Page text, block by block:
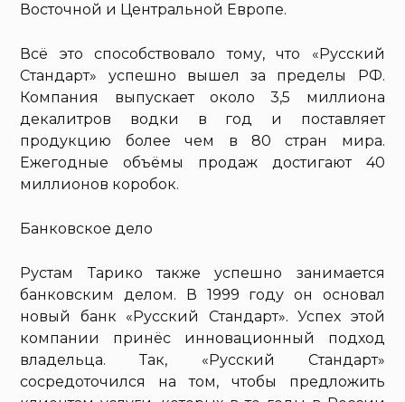
Восточной и Центральной Европе.
Всё это способствовало тому, что «Русский
Стандарт» успешно вышел за пределы РФ.
Компания выпускает около 3,5 миллиона
декалитров водки в год и поставляет
продукцию более чем в 80 стран мира.
Ежегодные объёмы продаж достигают 40
миллионов коробок.
Банковское дело
Рустам Тарико также успешно занимается
банковским делом. В 1999 году он основал
новый банк «Русский Стандарт». Успех этой
компании принёс инновационный подход
владельца. Так, «Русский Стандарт»
сосредоточился на том, чтобы предложить